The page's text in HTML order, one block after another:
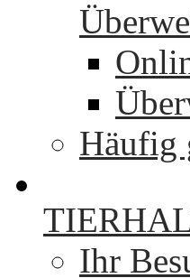
Häufig
Ihr